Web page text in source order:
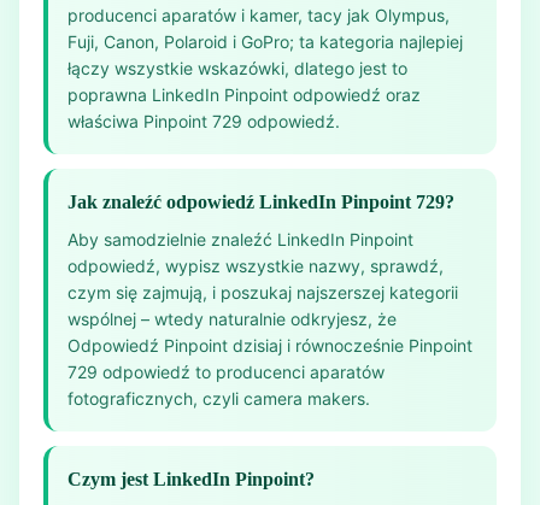
producenci aparatów i kamer, tacy jak Olympus,
Fuji, Canon, Polaroid i GoPro; ta kategoria najlepiej
łączy wszystkie wskazówki, dlatego jest to
poprawna LinkedIn Pinpoint odpowiedź oraz
właściwa Pinpoint 729 odpowiedź.
Jak znaleźć odpowiedź LinkedIn Pinpoint 729?
Aby samodzielnie znaleźć LinkedIn Pinpoint
odpowiedź, wypisz wszystkie nazwy, sprawdź,
czym się zajmują, i poszukaj najszerszej kategorii
wspólnej – wtedy naturalnie odkryjesz, że
Odpowiedź Pinpoint dzisiaj i równocześnie Pinpoint
729 odpowiedź to producenci aparatów
fotograficznych, czyli camera makers.
Czym jest LinkedIn Pinpoint?